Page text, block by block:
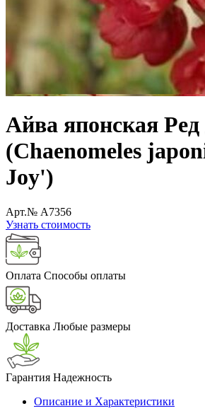
Айва японская
(Chaenomeles
Joy')
Арт.№ A7356
Узнать стоимость
Оплата Способы оплаты
Доставка Любые размеры
Гарантия Надежность
Описание и Характеристики